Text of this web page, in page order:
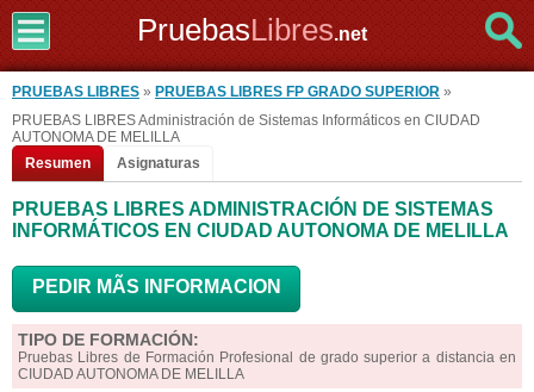
PruebasLibres.net
PRUEBAS LIBRES » PRUEBAS LIBRES FP GRADO SUPERIOR »
PRUEBAS LIBRES Administración de Sistemas Informáticos en CIUDAD
AUTONOMA DE MELILLA
Resumen
Asignaturas
PRUEBAS LIBRES ADMINISTRACIÓN DE SISTEMAS
INFORMÁTICOS EN CIUDAD AUTONOMA DE MELILLA
PEDIR MÃS INFORMACION
TIPO DE FORMACIÓN:
Pruebas Libres de Formación Profesional de grado superior a distancia en
CIUDAD AUTONOMA DE MELILLA